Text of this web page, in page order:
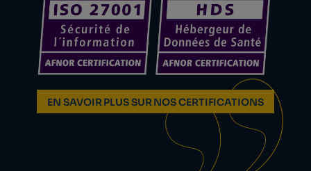
EN SAVOIR PLUS SUR NOS CERTIFICATIONS